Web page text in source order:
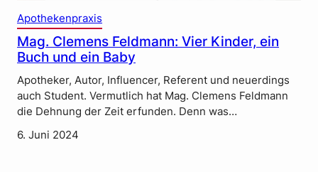
Apothekenpraxis
Mag. Clemens Feldmann: Vier Kinder, ein
Buch und ein Baby
Apotheker, Autor, Influencer, Referent und neuerdings
auch Student. Vermutlich hat Mag. Clemens Feldmann
die Dehnung der Zeit erfunden. Denn was…
6. Juni 2024